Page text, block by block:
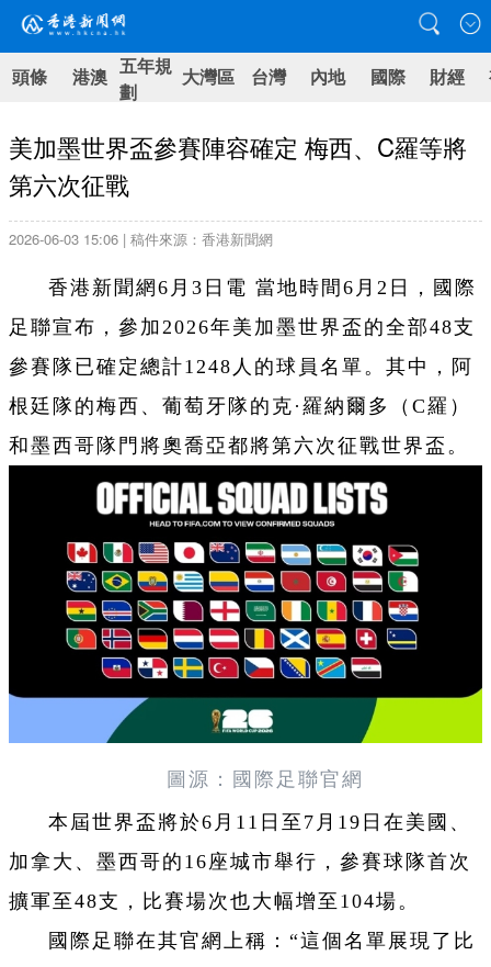
頭條 港澳 五年規
劃
大灣區 台灣 內地 國際 財經
美加墨世界盃參賽陣容確定 梅西、C羅等將
第六次征戰
2026-06-03 15:06 | 稿件來源：香港新聞網
香港新聞網6月3日電 當地時間6月2日，國際
足聯宣布，參加2026年美加墨世界盃的全部48支
參賽隊已確定總計1248人的球員名單。其中，阿
根廷隊的梅西、葡萄牙隊的克·羅納爾多（C羅）
和墨西哥隊門將奧喬亞都將第六次征戰世界盃。
圖源：國際足聯官網
本屆世界盃將於6月11日至7月19日在美國、
加拿大、墨西哥的16座城市舉行，參賽球隊首次
擴軍至48支，比賽場次也大幅增至104場。
國際足聯在其官網上稱：“這個名單展現了比